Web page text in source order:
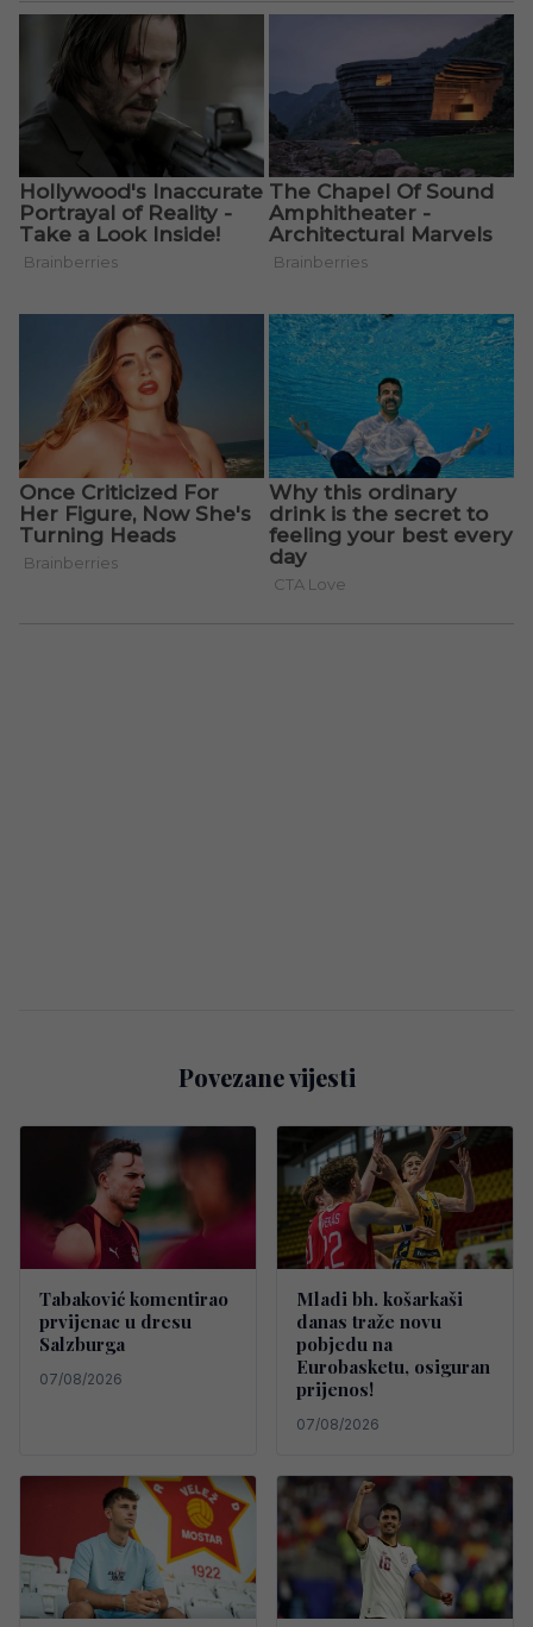
Povezane vijesti
Tabaković komentirao
prvijenac u dresu
Salzburga
07/08/2026
Mladi bh. košarkaši
danas traže novu
pobjedu na
Eurobasketu, osiguran
prijenos!
07/08/2026